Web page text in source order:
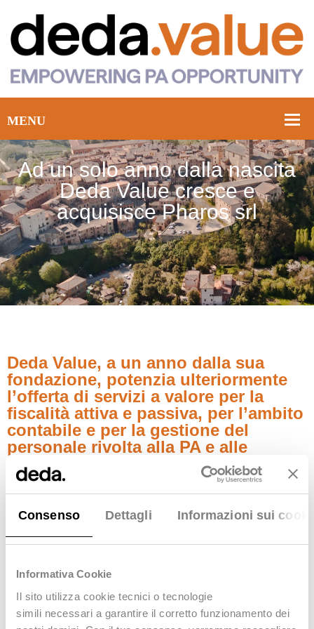
Consenso Dettagli Informazioni sui
Informativa Cookie
Il sito utilizza cookie tecnici o tecnologie
simili necessari a garantire il corretto funzionamento dei
Ad un solo anno dalla nascita
Deda Value cresce e
acquisisce Pharos srl
Deda Value, a un anno dalla sua
fondazione, potenzia ulteriormente
l’offerta di servizi a valore per la
fiscalità attiva e passiva, per l’ambito
contabile e per la gestione del
personale rivolta alla PA e alle
aziende sanitarie.
Trento,14 luglio 2022– Rafforzare un’offerta volta a
generare sempre maggiore valore per Enti pubblici e
aziende sanitarie, con servizi ad alta specializzazione
cheDeda Next(nuovo nome di Dedagroup Public
Services), società impegnata ad accompagnare la
trasformazione digitale della Pubblica